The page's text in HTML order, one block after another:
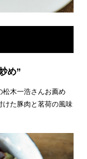
め”
木一浩さんお薦め
けた豚肉と茗荷の風味